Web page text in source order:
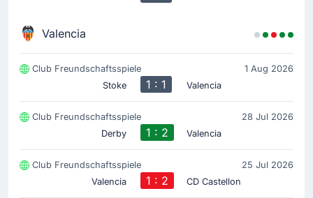
Valencia
Club Freundschaftsspiele
1 Aug 2026
Stoke
1 : 1 Valencia
Club Freundschaftsspiele
28 Jul 2026
Derby
1 : 2 Valencia
Club Freundschaftsspiele
25 Jul 2026
Valencia
1 : 2 CD Castellon